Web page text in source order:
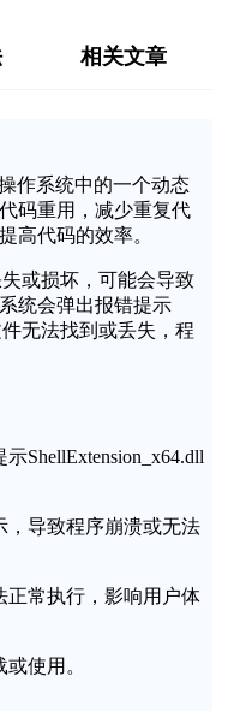
相关文章
作系统中的一个动态
码重用，减少重复代
高代码的效率。
失或损坏，可能会导致
统会弹出报错提示
件无法找到或丢失，程
ShellExtension_x64.dll
，导致程序崩溃或无法
正常执行，影响用户体
使用。